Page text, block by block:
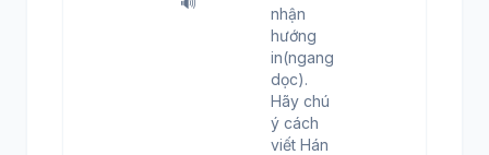
nhận
hướng
in(ngang
dọc).
Hãy chú
ý cách
viết Hán